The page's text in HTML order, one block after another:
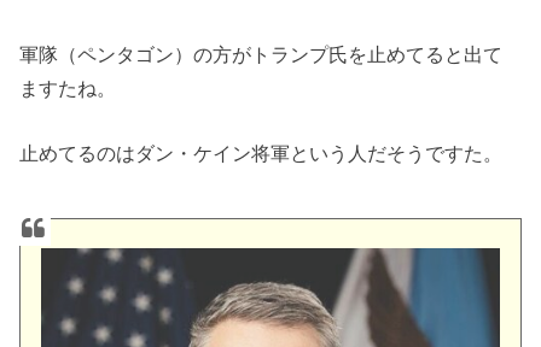
軍隊（ペンタゴン）の方がトランプ氏を止めてると出て
ますたね。
止めてるのはダン・ケイン将軍という人だそうですた。